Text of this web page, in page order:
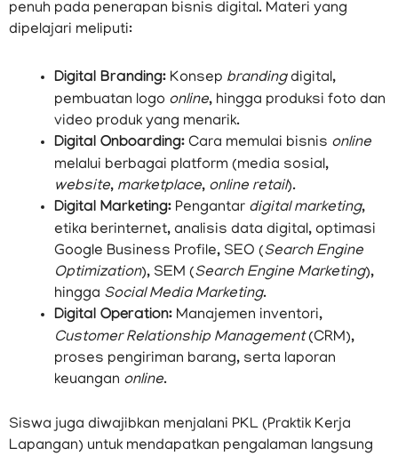
penuh pada penerapan bisnis digital. Materi yang
dipelajari meliputi:
Digital Branding: Konsep brandingdigital,
pembuatan logo online, hingga produksi foto dan
video produk yang menarik.
Digital Onboarding: Cara memulai bisnis online
melalui berbagai platform (media sosial,
website, marketplace, online retail).
Digital Marketing: Pengantar digital marketing,
etika berinternet, analisis data digital, optimasi
Google Business Profile, SEO (Search Engine
Optimization), SEM (Search Engine Marketing),
hingga Social Media Marketing.
Digital Operation: Manajemen inventori,
Customer Relationship Management(CRM),
proses pengiriman barang, serta laporan
keuangan online.
Siswa juga diwajibkan menjalani PKL (Praktik Kerja
Lapangan) untuk mendapatkan pengalaman langsung